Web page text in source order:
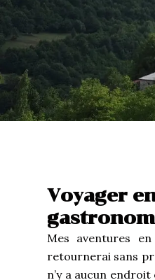
Voyager
Mes aventures
retournerai sans
n’y a aucun